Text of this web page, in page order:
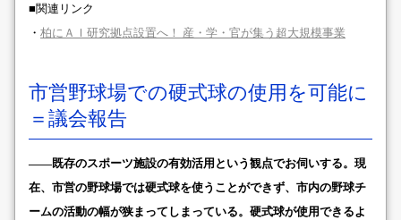
■関連リンク
・ 柏にＡＩ研究拠点設置へ！ 産・学・官が集う超大規模事業
市営野球場での硬式球の使用を可能に
＝議会報告
――既存のスポーツ施設の有効活用という観点でお伺いする。現
在、市営の野球場では硬式球を使うことができず、市内の野球チ
ームの活動の幅が狭まってしまっている。硬式球が使用できるよ